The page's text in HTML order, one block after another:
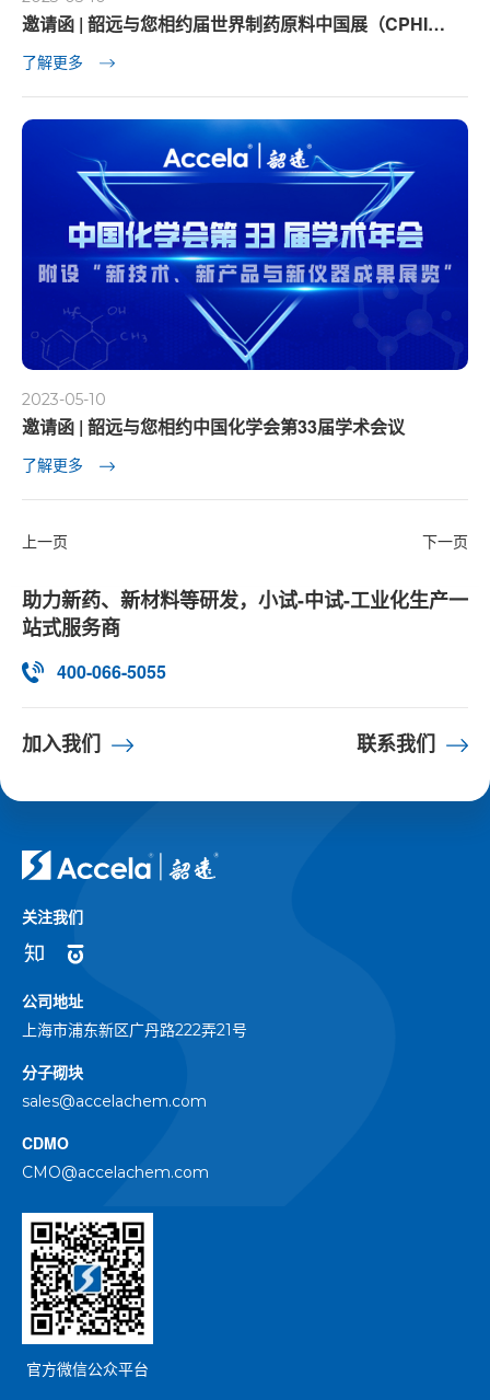
邀请函 | 韶远与您相约届世界制药原料中国展（CPHI
China 2023）
了解更多
2023-05-10
邀请函 | 韶远与您相约中国化学会第33届学术会议
了解更多
上一页 下一页
助力新药、新材料等研发，小试-中试-工业化生产一
站式服务商
400-066-5055
加入我们 联系我们
关注我们
公司地址
上海市浦东新区广丹路222弄21号
分子砌块
sales@accelachem.com
CDMO
CMO@accelachem.com
官方微信公众平台